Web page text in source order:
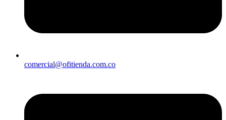
comercial@ofitienda.com.co